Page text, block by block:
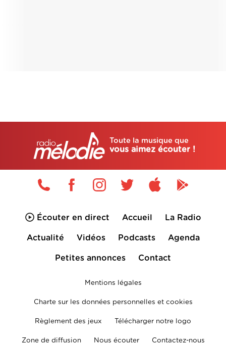
Toute la musique que
vous aimez écouter !
Écouter en direct Accueil La Radio
Actualité Vidéos Podcasts Agenda
Petites annonces Contact
Mentions légales
Charte sur les données personnelles et cookies
Règlement des jeux Télécharger notre logo
Zone de diffusion Nous écouter Contactez-nous